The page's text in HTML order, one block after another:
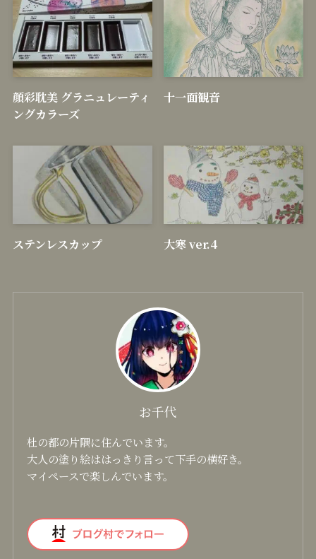
顔彩耽美 グラニュレーティ
ングカラーズ
十一面観音
ステンレスカップ 大寒 ver.4
お千代
杜の都の片隅に住んでいます。
大人の塗り絵ははっきり言って下手の横好き。
マイペースで楽しんでいます。